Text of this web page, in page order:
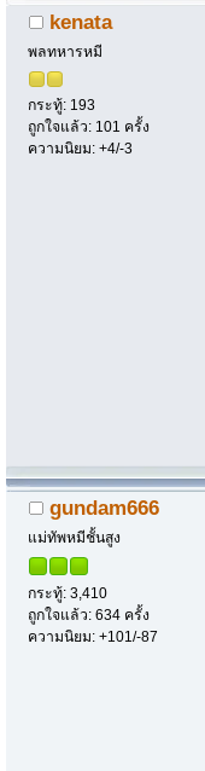
kenata
พลทหารหมี
กระทู้: 193
ถูกใจแล้ว: 101 ครั้ง
ความนิยม: +4/-3
gundam666
แม่ทัพหมีชั้นสูง
กระทู้: 3,410
ถูกใจแล้ว: 634 ครั้ง
ความนิยม: +101/-87